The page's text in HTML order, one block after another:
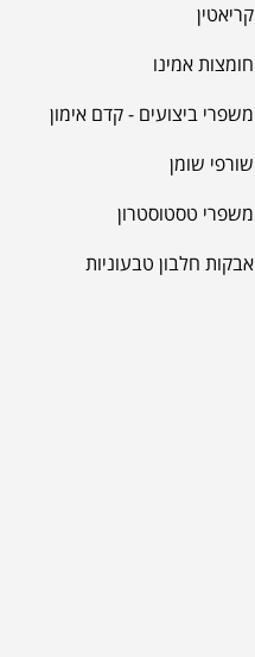
קריאטין
חומצות אמינו
משפרי ביצועים - קדם אימון
שורפי שומן
משפרי טסטוסטרון
אבקות חלבון טבעוניות